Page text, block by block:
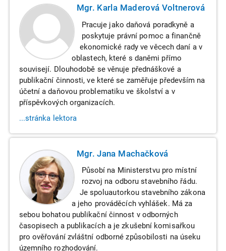
Mgr. Karla Maderová Voltnerová
Pracuje jako daňová poradkyně a
poskytuje právní pomoc a finančně
ekonomické rady ve věcech daní a v
oblastech, které s daněmi přímo
souvisejí. Dlouhodobě se věnuje přednáškové a
publikační činnosti, ve které se zaměřuje především na
účetní a daňovou problematiku ve školství a v
příspěvkových organizacích.
...stránka lektora
Mgr. Jana Machačková
Působí na Ministerstvu pro místní
rozvoj na odboru stavebního řádu.
Je spoluautorkou stavebního zákona
a jeho prováděcích vyhlášek. Má za
sebou bohatou publikační činnost v odborných
časopisech a publikacích a je zkušební komisařkou
pro ověřování zvláštní odborné způsobilosti na úseku
územního rozhodování.